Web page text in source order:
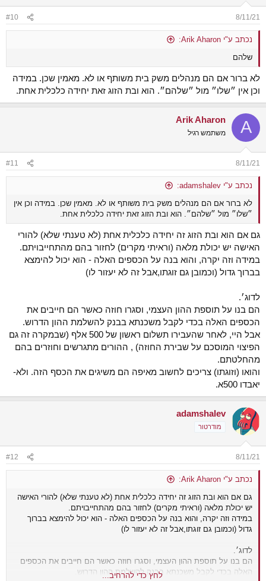
8/11/21
#10
נכתב ע"י Arik Aharon:
שלהם
לא ברור אם הם מנהלים משק בית משותף או לא. מאמין שכן. במידה
וכן אין ״שלו״ מול ״שלהם״. הוא ובת הזוג זאת יחידה כלכלית אחת.
A
Arik Aharon
משתמש רגיל
8/11/21
#11
נכתב ע"י adamshalev:
לא ברור אם הם מנהלים משק בית משותף או לא. מאמין שכן. במידה וכן אין
״שלו״ מול ״שלהם״. הוא ובת הזוג זאת יחידה כלכלית אחת.
גם אם הוא ובת הזוג זה יחידה כלכלית אחת (לא טענתי שלא) להורי
האישה יש יכולת מלאה (וראיתי מקרים) לחזור בהם מהתחייבויתם.
במידה וזה יקרה, והוא בנה על הכספים האלה - הוא יכול להימצא
בברוך גדול (וכמובן גם זוגתו,אבל זה לא יעזור לו)
לדוג׳.
הם בנו על תוספת ההון העצמי, וסגרו חוזה כאשר הם חייבים את
הכספים האלה בכדי לקבל משכנתא בבנק להשלמת ההון הדרוש.
אבל היי, לאחר שהעבירו תשלום ראשון של 500 אלף (שבמקרה זה גם
הפיצוי המוסכם על שבירת החוזה) , ההורים מתגרשים וחוזרים בהם
מהחלטתם.
והואו (וזוגתו) צריכים לחשוב מאיפה הם משיגים את הכסף הזה. ולא-
יאבדו 500א.
adamshalev
מודרטור
8/11/21
#12
נכתב ע"י Arik Aharon:
גם אם הוא ובת הזוג זה יחידה כלכלית אחת (לא טענתי שלא) להורי האישה
יש יכולת מלאה (וראיתי מקרים) לחזור בהם מהתחייבויתם.
במידה וזה יקרה, והוא בנה על הכספים האלה - הוא יכול להימצא בברוך
גדול (וכמובן גם זוגתו,אבל זה לא יעזור לו)
לדוג׳.
הם בנו על תוספת ההון העצמי, וסגרו חוזה כאשר הם חייבים את הכספים
האלה בכדי לקבל משכנתא בבנק להשלמת ההון הדרוש.
לחץ כדי להרחיב...